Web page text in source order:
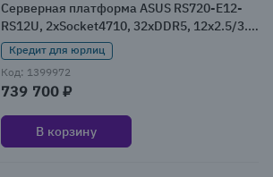
Серверная платформа ASUS RS720-E12-
RS12U, 2xSocket4710, 32xDDR5, 12x2.5/3.5
HDD HS, Redundant 2x3200 Вт 2U
(90SF03T1-M000F0)
Кредит для юрлиц
Код: 1399972
739 700 ₽
В корзину